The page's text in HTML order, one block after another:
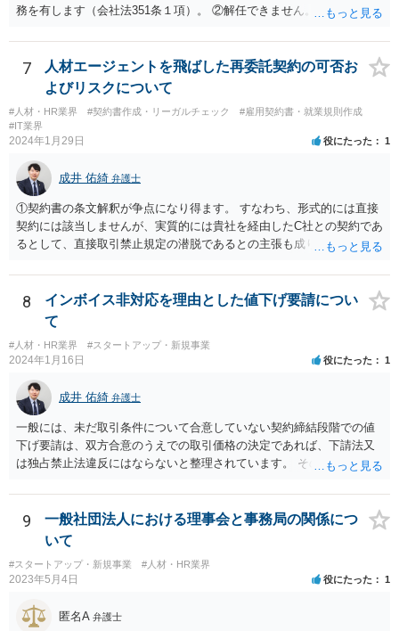
務を有します（会社法351条１項）。 ②解任できません。 ③金融機関
可能性があります。また、権利義務代表取締役であっても、第三者か
ら損害賠償請求を受けるリスクがあります（会社法429条１項）。
7
人材エージェントを飛ばした再委託契約の可否お
よびリスクについて
#人材・HR業界 #契約書作成・リーガルチェック
#雇用契約書・就業規則作成
#IT業界
2024年1月29日 役にたった 1
成井 佑綺 弁護士
①契約書の条文解釈が争点になり得ます。 すなわち、形式的には直接
契約には該当しませんが、実質的には貴社を経由したC社との契約であ
るとして、直接取引禁止規定の潜脱であるとの主張も成り立ち得るも
請求を受ける）可能性もあります。 基本的には、A、B社間で覚書を締
結するなど話をまとめていただいた方が宜しいかと存じます。 ②本掲
示板は法律相談に関する掲示板となりますので、法的な観点に限定し
た回答となりますが、一次的にB社から違約金の請求を受けるのはA社
と考えられます。 もっとも、貴社がスキームの決定をA社と共同して
行った場合、A社から事後的に違約金の一部について求償請求を受ける
可能性も否定はできません。 そのため、仮に当該スキームを実施する
にしても、A社に上記リスク（違約金を請求されるリスク）を負担して
貰える状況かというところも一つのポイントになろうかと存じます。
8
インボイス非対応を理由とした値下げ要請につい
て
#人材・HR業界 #スタートアップ・新規事業
2024年1月16日 役にたった 1
成井 佑綺 弁護士
一般には、未だ取引条件について合意していない契約締結段階での値
下げ要請は、双方合意のうえでの取引価格の決定であれば、下請法又
は独占禁止法違反にはならないと整理されています。 そのため、先方
（以下「差額」。本来仕入先が負担すべき部分。）について、契約締
結交渉の段階で減額要請をすること自体は直ちにこれらの法律に違反
するものではないと思われます。 一方で、諸経費等に照らし著しく低
い価格設定をされた場合などには、買いたたきとして下請法（同法第
４条第１項第５号）違反や優越的地位の濫用として独占禁止法違反と
なる可能性もありますので、ベースとしては、上記の差額を念頭に置
き、その他仕入れや諸経費の支払なども加味して、価格交渉を行うと
良いでしょう。 参考：公正取引委員会「免税事業者及びその取引先の
9
一般社団法人における理事会と事務局の関係につ
いて
#スタートアップ・新規事業 #人材・HR業界
2023年5月4日 役にたった 1
匿名A 弁護士